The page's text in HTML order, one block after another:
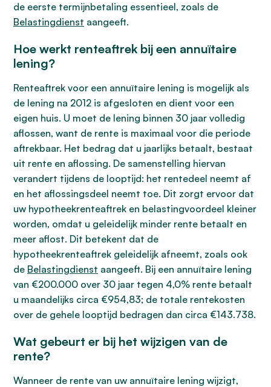
de eerste termijnbetaling essentieel, zoals de
Belastingdienst aangeeft.
Hoe werkt renteaftrek bij een annuïtaire
lening?
Renteaftrek voor een annuïtaire lening is mogelijk als
de lening na 2012 is afgesloten en dient voor een
eigen huis. U moet de lening binnen 30 jaar volledig
aflossen, want de rente is maximaal voor die periode
aftrekbaar. Het bedrag dat u jaarlijks betaalt, bestaat
uit rente en aflossing. De samenstelling hiervan
verandert tijdens de looptijd: het rentedeel neemt af
en het aflossingsdeel neemt toe. Dit zorgt ervoor dat
uw hypotheekrenteaftrek en belastingvoordeel kleiner
worden, omdat u geleidelijk minder rente betaalt en
meer aflost. Dit betekent dat de
hypotheekrenteaftrek geleidelijk afneemt, zoals ook
de Belastingdienst aangeeft. Bij een annuïtaire lening
van €200.000 over 30 jaar tegen 4,0% rente betaalt
u maandelijks circa €954,83; de totale rentekosten
over de gehele looptijd bedragen dan circa €143.738.
Wat gebeurt er bij het wijzigen van de
rente?
Wanneer de rente van uw annuïtaire lening wijzigt,